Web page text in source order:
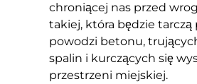
chroniącej nas przed
takiej, która będzie tarczą
powodzi betonu,
spalin i kurczących się
przestrzeni miejskiej.